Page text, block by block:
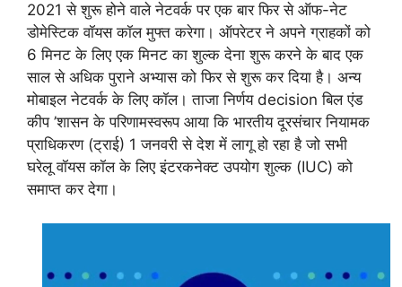
2021 से शुरू होने वाले नेटवर्क पर एक बार फिर से ऑफ-नेट
डोमेस्टिक वॉयस कॉल मुफ्त करेगा। ऑपरेटर ने अपने ग्राहकों को
6 मिनट के लिए एक मिनट का शुल्क देना शुरू करने के बाद एक
साल से अधिक पुराने अभ्यास को फिर से शुरू कर दिया है। अन्य
मोबाइल नेटवर्क के लिए कॉल। ताजा निर्णय decision बिल एंड
कीप ’शासन के परिणामस्वरूप आया कि भारतीय दूरसंचार नियामक
प्राधिकरण (ट्राई) 1 जनवरी से देश में लागू हो रहा है जो सभी
घरेलू वॉयस कॉल के लिए इंटरकनेक्ट उपयोग शुल्क (IUC) को
समाप्त कर देगा।